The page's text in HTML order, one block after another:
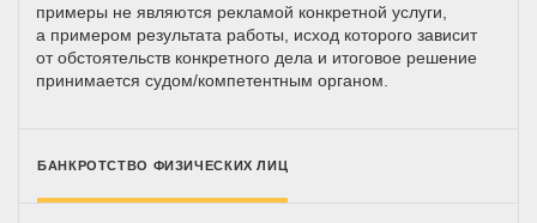
примеры не являются рекламой конкретной услуги,
а примером результата работы, исход которого зависит
от обстоятельств конкретного дела и итоговое решение
принимается судом/компетентным органом.
БАНКРОТСТВО ФИЗИЧЕСКИХ ЛИЦ